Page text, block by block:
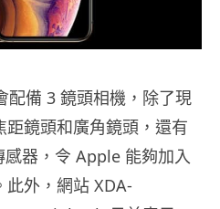
配備 3 鏡頭相機，除了現
鏡頭和廣角鏡頭，還有
器，令 Apple 能夠加入
此外，網站 XDA-